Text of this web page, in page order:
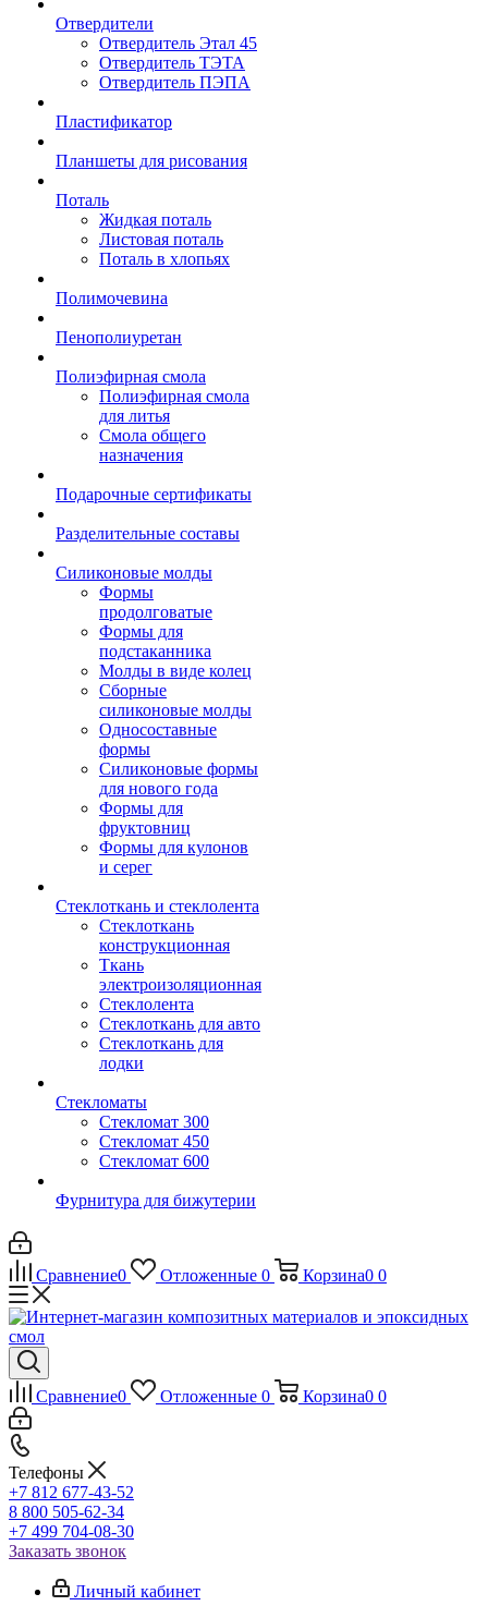
Отвердители
Отвердитель Этал 45
Отвердитель ТЭТА
Отвердитель ПЭПА
Пластификатор
Планшеты для рисования
Поталь
Жидкая поталь
Листовая поталь
Поталь в хлопьях
Полимочевина
Пенополиуретан
Полиэфирная смола
Полиэфирная смола
для литья
Смола общего
назначения
Подарочные сертификаты
Разделительные составы
Силиконовые молды
Формы
продолговатые
Формы для
подстаканника
Молды в виде колец
Сборные
силиконовые молды
Односоставные
формы
Силиконовые формы
для нового года
Формы для
фруктовниц
Формы для кулонов
и серег
Стеклоткань и стеклолента
Стеклоткань
конструкционная
Ткань
электроизоляционная
Стеклолента
Стеклоткань для авто
Стеклоткань для
лодки
Стекломаты
Стекломат 300
Стекломат 450
Стекломат 600
Фурнитура для бижутерии
Сравнение0 Отложенные 0 Корзина0 0
Сравнение0 Отложенные 0 Корзина0 0
Телефоны
+7 812 677-43-52
8 800 505-62-34
+7 499 704-08-30
Заказать звонок
Личный кабинет